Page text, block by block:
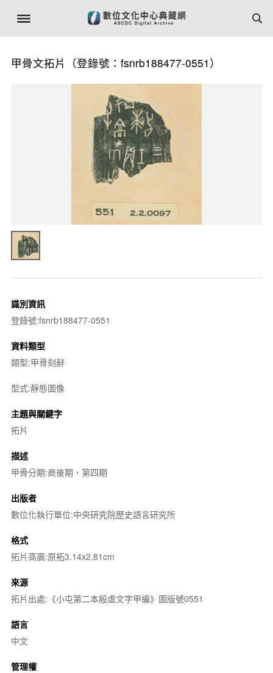
甲骨文拓片（登錄號：fsnrb188477-0551）
識別資訊
登錄號:fsnrb188477-0551
資料類型
類型:甲骨刻辭
型式:靜態圖像
主題與關鍵字
拓片
描述
甲骨分期:商後期，第四期
出版者
數位化執行單位:中央研究院歷史語言研究所
格式
拓片高廣:原拓3.14x2.81cm
來源
拓片出處:《小屯第二本殷虛文字甲編》圖版號0551
語言
中文
管理權